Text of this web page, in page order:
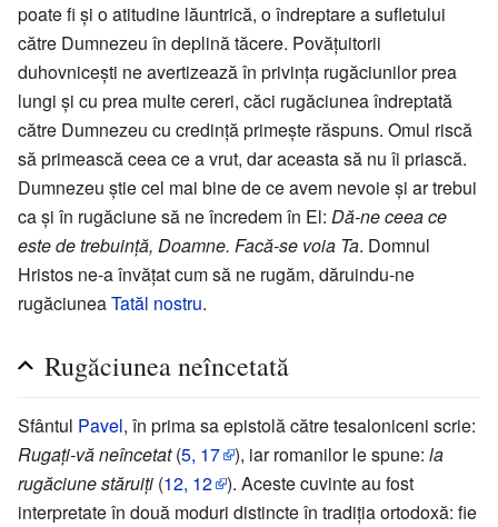
poate fi și o atitudine lăuntrică, o îndreptare a sufletului
către Dumnezeu în deplină tăcere. Povățuitorii
duhovnicești ne avertizează în privința rugăciunilor prea
lungi și cu prea multe cereri, căci rugăciunea îndreptată
către Dumnezeu cu credință primește răspuns. Omul riscă
să primească ceea ce a vrut, dar aceasta să nu îi priască.
Dumnezeu știe cel mai bine de ce avem nevoie și ar trebui
ca și în rugăciune să ne încredem în El: Dă-ne ceea ce
este de trebuință, Doamne. Facă-se voia Ta. Domnul
Hristos ne-a învățat cum să ne rugăm, dăruindu-ne
rugăciuneaTatăl nostru.
Rugăciunea neîncetată
Sfântul Pavel, în prima sa epistolă către tesaloniceni scrie:
Rugați-vă neîncetat(5, 17 ), iar romanilor le spune: la
rugăciune stăruiți (12, 12 ). Aceste cuvinte au fost
interpretate în două moduri distincte în tradiția ortodoxă: fie